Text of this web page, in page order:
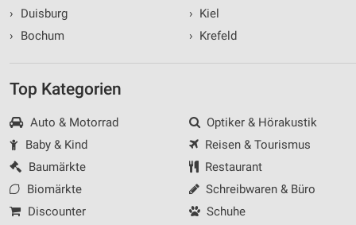
›
Duisburg
›
Bochum
› Kiel
› Krefeld
Top Kategorien
Auto & Motorrad
Baby & Kind
Baumärkte
Biomärkte
Discounter
Optiker & Hörakustik
Reisen & Tourismus
Restaurant
Schreibwaren & Büro
Schuhe